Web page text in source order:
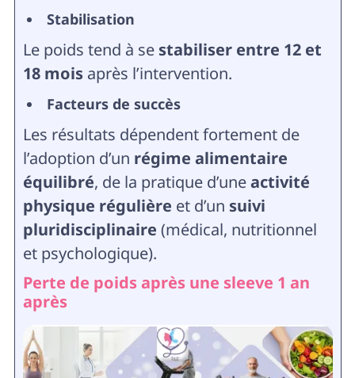
Stabilisation
Le poids tend à se stabiliser entre 12 et
18 moisaprès l’intervention.
Facteurs de succès
Les résultats dépendent fortement de
l’adoption d’un régime alimentaire
équilibré, de la pratique d’uneactivité
physique régulière et d’un suivi
pluridisciplinaire (médical, nutritionnel
et psychologique).
Perte de poids après une sleeve 1 an
après